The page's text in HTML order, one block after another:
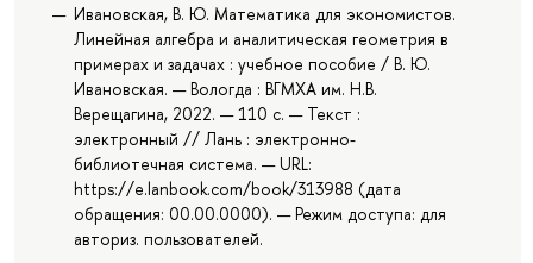
Ивановская, В. Ю. Математика для экономистов.
Линейная алгебра и аналитическая геометрия в
примерах и задачах : учебное пособие / В. Ю.
Ивановская. — Вологда : ВГМХА им. Н.В.
Верещагина, 2022. — 110 с. — Текст :
электронный // Лань : электронно-
библиотечная система. — URL:
https://e.lanbook.com/book/313988 (дата
обращения: 00.00.0000). — Режим доступа: для
авториз. пользователей.